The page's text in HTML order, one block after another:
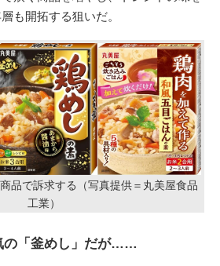
も開拓する狙いだ。
品で訴求する（写真提供＝丸美屋食品
工業）
の「釜めし」だが……